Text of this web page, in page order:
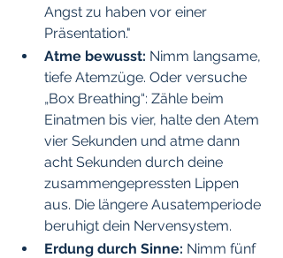
Angst zu haben vor einer
Präsentation."
Atme bewusst: Nimm langsame,
tiefe Atemzüge. Oder versuche
„Box Breathing“: Zähle beim
Einatmen bis vier, halte den Atem
vier Sekunden und atme dann
acht Sekunden durch deine
zusammengepressten Lippen
aus. Die längere Ausatemperiode
beruhigt dein Nervensystem.
Erdung durch Sinne: Nimm fünf